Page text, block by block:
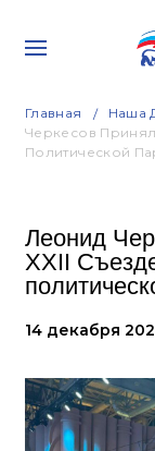
Главная Наша
Черкесов
Политической
Леонид
XXII
14 декабря